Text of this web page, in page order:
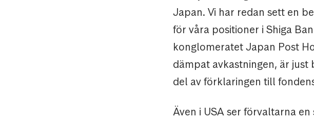
Japan. Vi har redan sett en
för våra positioner i Shiga
konglomeratet Japan Post
dämpat avkastningen, är
del av förklaringen till
Även i USA ser förvaltarna